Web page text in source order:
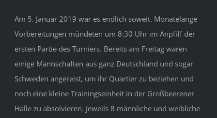
Am 5. Januar 2019 war es endlich soweit. Monatelange
Vorbereitungen mündeten um 8:30 Uhr im Anpfiff der
ersten Partie des Turniers. Bereits am Freitag waren
einige Mannschaften aus ganz Deutschland und sogar
Schweden angereist, um ihr Quartier zu beziehen und
noch eine kleine Trainingseinheit in der Großbeerener
Halle zu absolvieren. Jeweils 8 männliche und weibliche